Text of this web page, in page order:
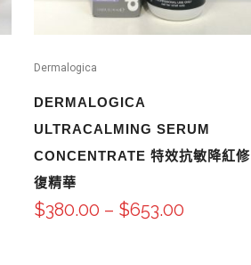
Dermalogica
DERMALOGICA
ULTRACALMING SERUM
CONCENTRATE 特效抗敏降紅修
復精華
$380.00 – $653.00